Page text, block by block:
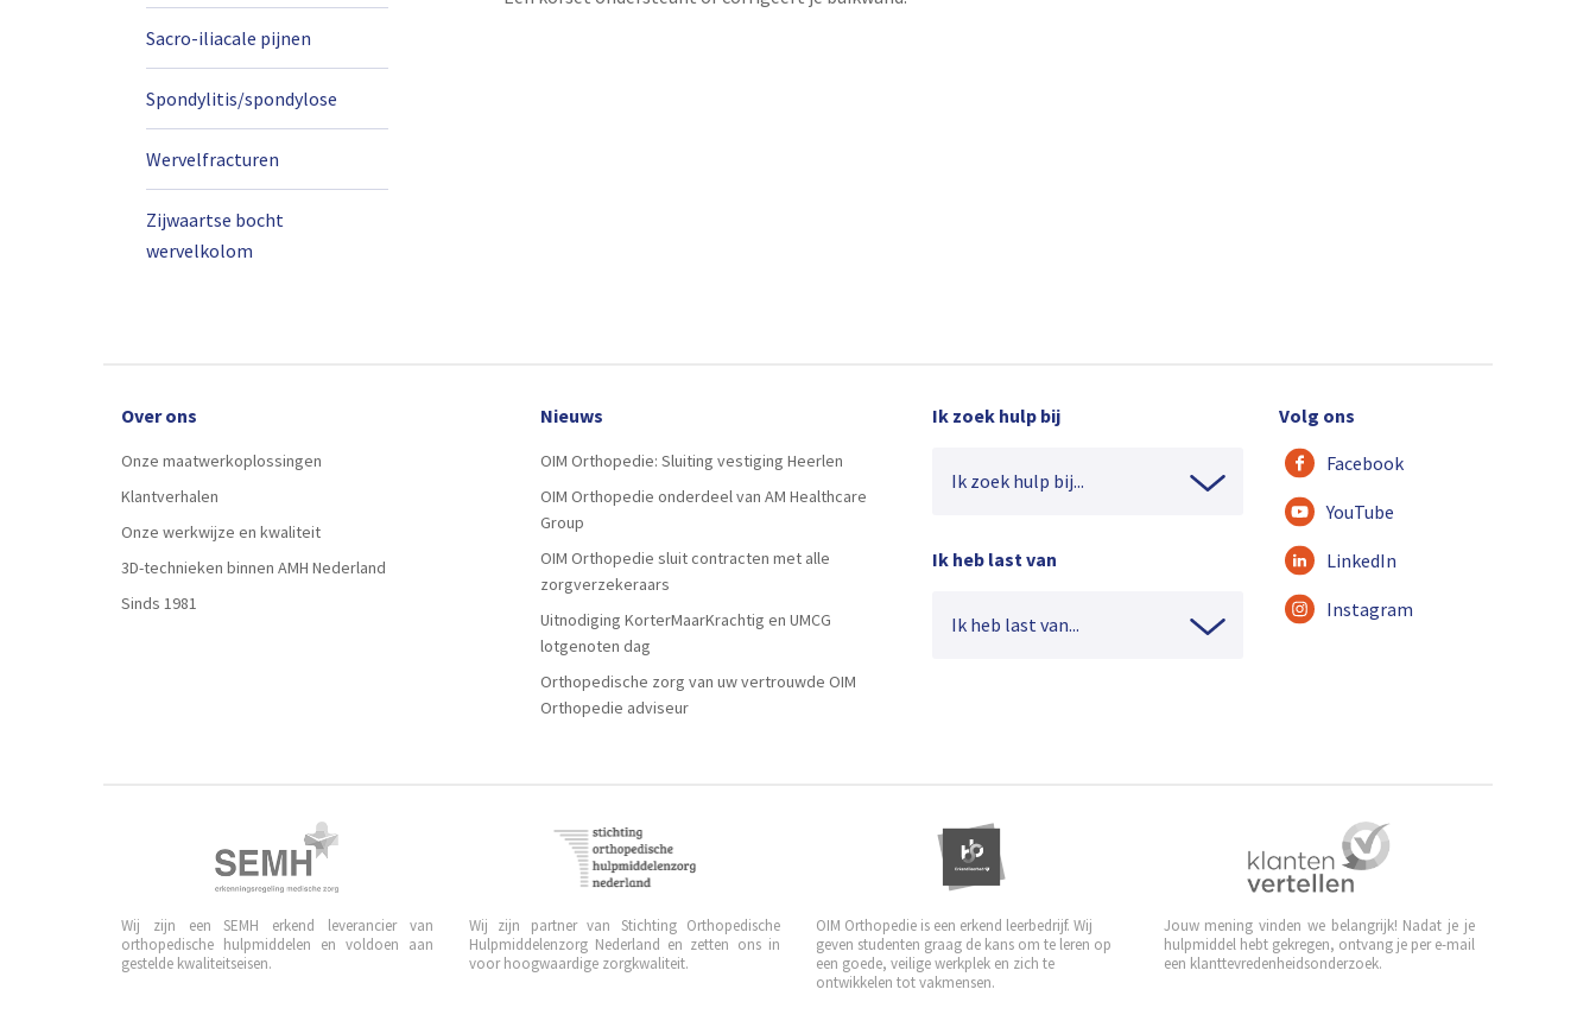
Sacro-iliacale pijnen
Spondylitis/spondylose
Wervelfracturen
Zijwaartse bocht
wervelkolom
Over ons
Onze maatwerkoplossingen
Klantverhalen
Onze werkwijze en kwaliteit
3D-technieken binnen AMH Nederland
Sinds 1981
Nieuws
OIM Orthopedie: Sluiting vestiging Heerlen
OIM Orthopedie onderdeel van AM Healthcare
Group
OIM Orthopedie sluit contracten met alle
zorgverzekeraars
Uitnodiging KorterMaarKrachtig en UMCG
lotgenoten dag
Orthopedische zorg van uw vertrouwde OIM
Orthopedie adviseur
Ik zoek hulp bij
Ik zoek hulp bij...
Ik heb last van
Ik heb last van...
Volg ons
Facebook
YouTube
LinkedIn
Instagram
Wij zijn een SEMH erkend leverancier van
orthopedische hulpmiddelen en voldoen aan
gestelde kwaliteitseisen.
Wij zijn partner van Stichting Orthopedische
Hulpmiddelenzorg Nederland en zetten ons in
voor hoogwaardige zorgkwaliteit.
OIM Orthopedie is een erkend leerbedrijf. Wij
geven studenten graag de kans om te leren op
een goede, veilige werkplek en zich te
ontwikkelen tot vakmensen.
Jouw mening vinden we belangrijk! Nadat je je
hulpmiddel hebt gekregen, ontvang je per e-mail
een klanttevredenheidsonderzoek.